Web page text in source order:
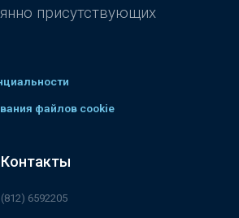
присутствующих
файлов cookie
Контакты
(812) 6592205